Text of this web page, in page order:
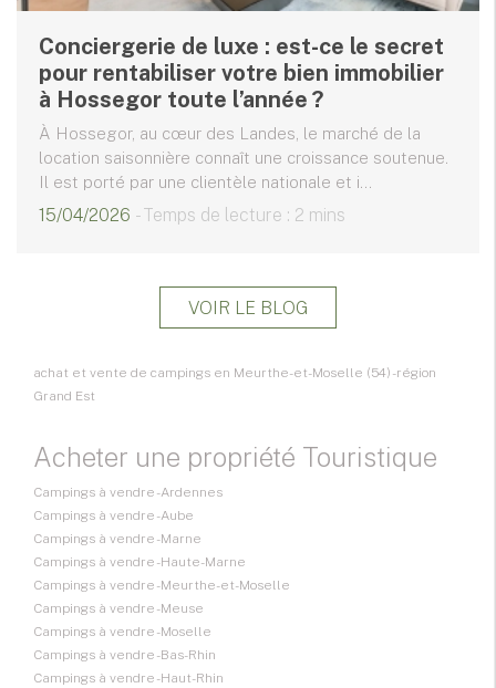
Conciergerie de luxe : est-ce le secret
pour rentabiliser votre bien immobilier
à Hossegor toute l’année ?
À Hossegor, au cœur des Landes, le marché de la
location saisonnière connaît une croissance soutenue.
Il est porté par une clientèle nationale et i...
15/04/2026 - Temps de lecture : 2 mins
VOIR LE BLOG
achat et vente de campings en Meurthe-et-Moselle (54) - région
Grand Est
Acheter une propriété Touristique
Campings à vendre - Ardennes
Campings à vendre - Aube
Campings à vendre - Marne
Campings à vendre - Haute-Marne
Campings à vendre - Meurthe-et-Moselle
Campings à vendre - Meuse
Campings à vendre - Moselle
Campings à vendre - Bas-Rhin
Campings à vendre - Haut-Rhin